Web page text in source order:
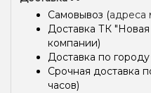
Самовывоз (адреса
Доставка ТК
компании)
Доставка по
Срочная доставка
часов)